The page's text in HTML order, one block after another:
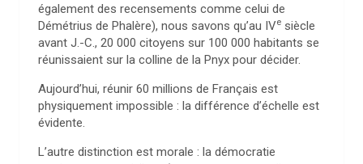
également des recensements comme celui de
Démétrius de Phalère), nous savons qu’au IVe siècle
avant J.-C., 20 000 citoyens sur 100 000 habitants se
réunissaient sur la colline de la Pnyx pour décider.
Aujourd’hui, réunir 60 millions de Français est
physiquement impossible : la différence d’échelle est
évidente.
L’autre distinction est morale : la démocratie